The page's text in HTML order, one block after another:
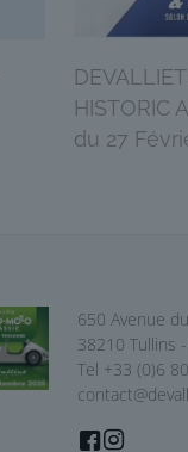
HISTORIC
du 27
650 Avenue
38210 Tullins -
Tel +33 (0)6